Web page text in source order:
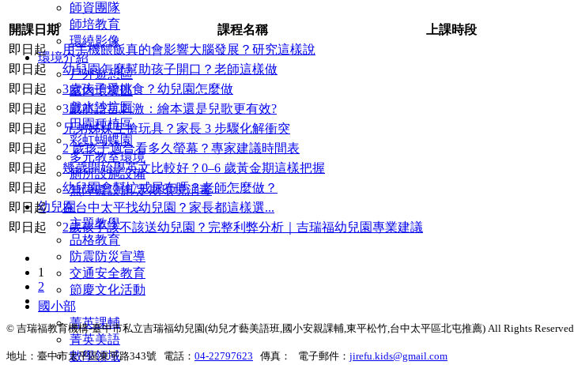
師資團隊
師培教育
環繞影像
環境介紹
戶外遊憩區
室內環境區
戲水沙坑區
田園種植區
彩虹蝴蝶園
多元教室環境
廁所設施設備
無障礙設施/定期環境消毒
幼兒園
主題教學
品格教育
防震防災宣導
交通安全教育
節慶文化活動
國小部
菁英課輔
菁英美語
數學領域
開課日期 課程名稱
上課時段
即日起
用手機餵飯真的會影響大腦發展？研究這樣說
即日起
幼兒園怎麼幫助孩子開口？老師這樣做
即日起
3歲孩子愛挑食？幼兒園怎麼做
即日起
3歲前語言刺激：繪本還是兒歌更有效?
即日起
兄弟姊妹互搶玩具？家長 3 步驟化解衝突
即日起
2 歲孩子適合看多久螢幕？專家建議時間表
即日起
幾歲開始學英文比較好？0–6 歲黃金期這樣把握
即日起
幼兒園會幫忙戒尿布嗎？老師怎麼做？
即日起
在台中太平找幼兒園？家長都這樣選...
即日起
2歲孩子該不該送幼兒園？完整利弊分析｜吉瑞福幼兒園專業建議
1
2
© 吉瑞福教育機構-臺中市私立吉瑞福幼兒園(幼兒才藝美語班,國小安親課輔,東平松竹,台中太平區北屯推薦) All Rights Reserved.
地址：臺中市太平區東平路343號 電話： 04-22797623 傳真： 電子郵件： jirefu.kids@gmail.com